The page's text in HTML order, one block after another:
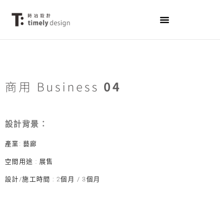
商用 Business 04
設計背景：
產業: 藝廊
空間用途 : 展售
設計/施工時間 : 2個月 / 3個月